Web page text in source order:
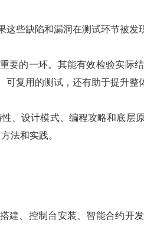
这些缺陷和漏洞在测试环节被发
要的一环。其能有效检验实际
复用的测试，还有助于提升整
、设计模式、编程攻略和底层
法和实践。
建、控制台安装、智能合约开发